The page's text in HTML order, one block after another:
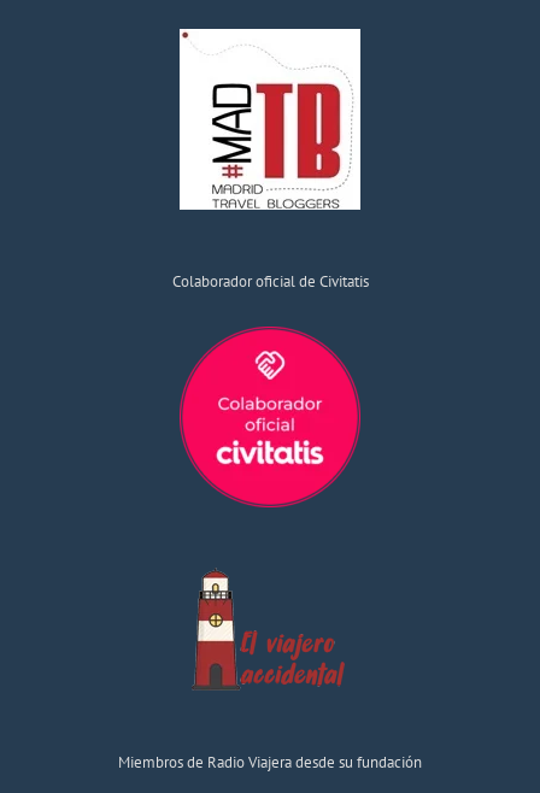
Colaborador oficial de Civitatis
Miembros de Radio Viajera desde su fundación